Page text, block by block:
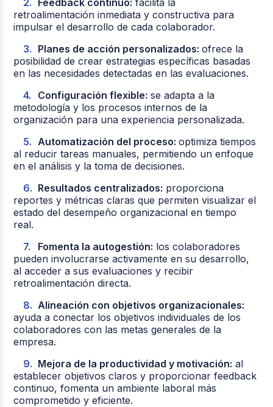
retroalimentación inmediata y constructiva para
impulsar el desarrollo de cada colaborador.
Planes de acción personalizados:ofrece la
posibilidad de crear estrategias específicas basadas
en las necesidades detectadas en las evaluaciones.
Configuración flexible: se adapta a la
metodología y los procesos internos de la
organización para una experiencia personalizada.
Automatización del proceso:optimiza tiempos
al reducir tareas manuales, permitiendo un enfoque
en el análisis y la toma de decisiones.
Resultados centralizados: proporciona
reportes y métricas claras que permiten visualizar el
estado del desempeño organizacional en tiempo
real.
Fomenta la autogestión: los colaboradores
pueden involucrarse activamente en su desarrollo,
al acceder a sus evaluaciones y recibir
retroalimentación directa.
Alineación con objetivos organizacionales:
ayuda a conectar los objetivos individuales de los
colaboradores con las metas generales de la
empresa.
Mejora de la productividad y motivación: al
establecer objetivos claros y proporcionar feedback
continuo, fomenta un ambiente laboral más
comprometido y eficiente.